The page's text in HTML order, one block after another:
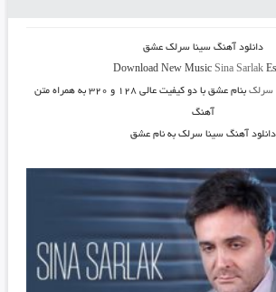
دانلود آهنگسینا سرلک عشق
Download New Music Sina Sarlak
سرلکبنام عشق
با دو کیفیت عالی ۱۲۸ و ۳۲۰ به همراه متن
آهنگ
دانلود آهنگ سینا سرلک به نام عشق